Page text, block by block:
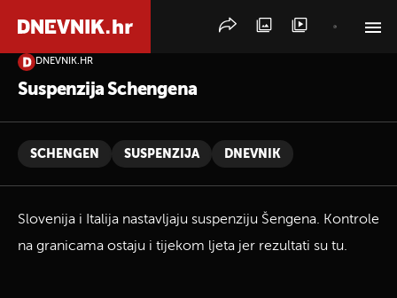
DNEVNIK.HR
Suspenzija Schengena
SCHENGEN SUSPENZIJA DNEVNIK
Slovenija i Italija nastavljaju suspenziju Šengena. Kontrole
na granicama ostaju i tijekom ljeta jer rezultati su tu.
PRETRAŽITE VIJESTI